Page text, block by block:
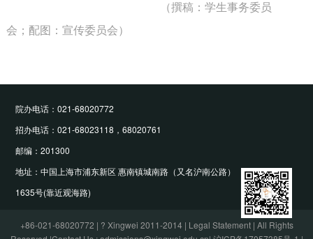
（撰稿：学生事务委员
会；配图：宣传委员会）
院办电话：021-68020772
招办电话：021-68023118，68020761
邮编：201300
地址：中国上海市浦东新区 惠南镇城南路（又名沪南公路）
1635号(靠近观海路)
+86-021-68020772 | ? Xingwei 2011-2014 | Legal Statement | All Rights